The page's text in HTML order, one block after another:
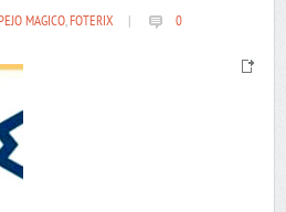
MAGICO,FOTERIX 0